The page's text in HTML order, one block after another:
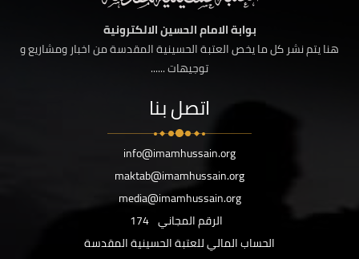
بوابة الامام الحسين الالكترونية
هنا يتم نشر كل ما يخص العتبة الحسينية المقدسة من اخبار ومشاريع و
توجيهات ......
اتصل بنا
info@imamhussain.org
maktab@imamhussain.org
media@imamhussain.org
الرقم المجاني 174
الحساب المالي للعتبة الحسينية المقدسة